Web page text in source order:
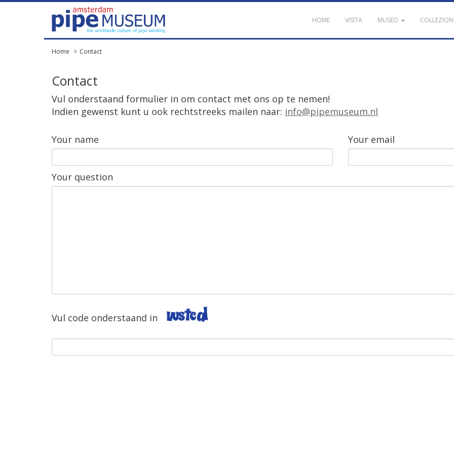
HOME VISITA MUSEO
Home Contact
Contact
Vul onderstaand formulier in om contact met ons op te nemen!
Indien gewenst kunt u ook rechtstreeks mailen naar: info@pipemuseum.nl
Your name Your email
Your question
Vul code onderstaand in